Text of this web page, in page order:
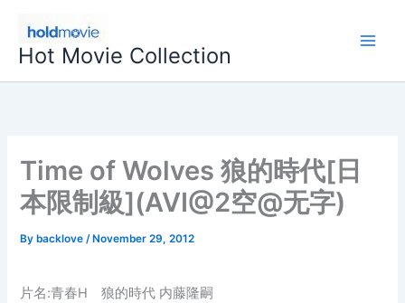
content
Hot Movie Collection
Time of Wolves 狼的時代[日
本限制級](AVI@2空@无字)
By backlove/ November 29, 2012
片名:青春H 狼的時代 内藤隆嗣